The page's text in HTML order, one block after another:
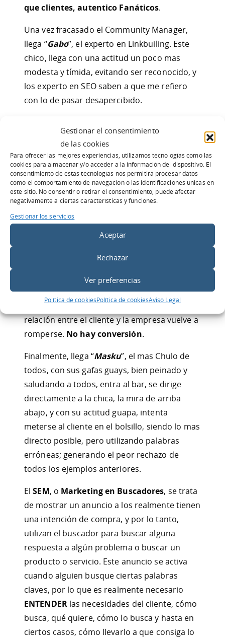
Gestionar el consentimiento
de las cookies
Para ofrecer las mejores experiencias, utilizamos tecnologías como las
cookies para almacenar y/o acceder a la información del dispositivo. El
consentimiento de estas tecnologías nos permitirá procesar datos
como el comportamiento de navegación o las identificaciones únicas en
este sitio. No consentir o retirar el consentimiento, puede afectar
negativamente a ciertas características y funciones.
Gestionar los servicios
Aceptar
Rechazar
Ver preferencias
Política de cookiesPolítica de cookiesAviso Legal
que clientes, autentico Fanáticos.
Una vez fracasado el Community Manager,
llega “Gabo”, el experto en Linkbuiling. Este
chico, llega con una actitud un poco mas
modesta y tímida, evitando ser reconocido, y
los experto en SEO saben a que me refiero
con lo de pasar desapercibido.
consiste en generar enlaces a tu pagina web
(pagando o no) desde otras paginas o blogs,
recomendando tus servicios o productos. De
esta manera, se pone en boca de otros,
nuestras propias palabras. “Gabo ”, llega a la
barra y hace que todos comiencen a decir lo
bueno que es, hasta que llegan estos
rumores al cliente, y es él, quien lo busca. En
web, y encuentra un site frio y sin contenido,
una marca que no escucha y solo habla; webs
con procesos complicados para ubicar la
información necesaria, y aquí, es cuando la
relación entre el cliente y la empresa vuelve a
romperse. No hay conversión.
Finalmente, llega “Masku”, el mas Chulo de
todos, con sus gafas guays, bien peinado y
saludando a todos, entra al bar, se dirige
directamente a la chica, la mira de arriba
abajo, y con su actitud guapa, intenta
meterse al cliente en el bolsillo, siendo lo mas
directo posible, pero utilizando palabras
erróneas; generando el peor rechazo de
todos los ejemplos anteriores.
ElSEM, o Marketing en Buscadores, se trata
de mostrar un anuncio a los realmente tienen
una intención de compra, y por lo tanto,
utilizan el buscador para buscar alguna
respuesta a algún problema o buscar un
producto o servicio. Este anuncio se activa
cuando alguien busque ciertas palabras
claves, por lo que es realmente necesario
ENTENDERlas necesidades del cliente, cómo
busca, qué quiere, cómo lo busca y hasta en
ciertos casos, cómo llevarlo a que consiga lo